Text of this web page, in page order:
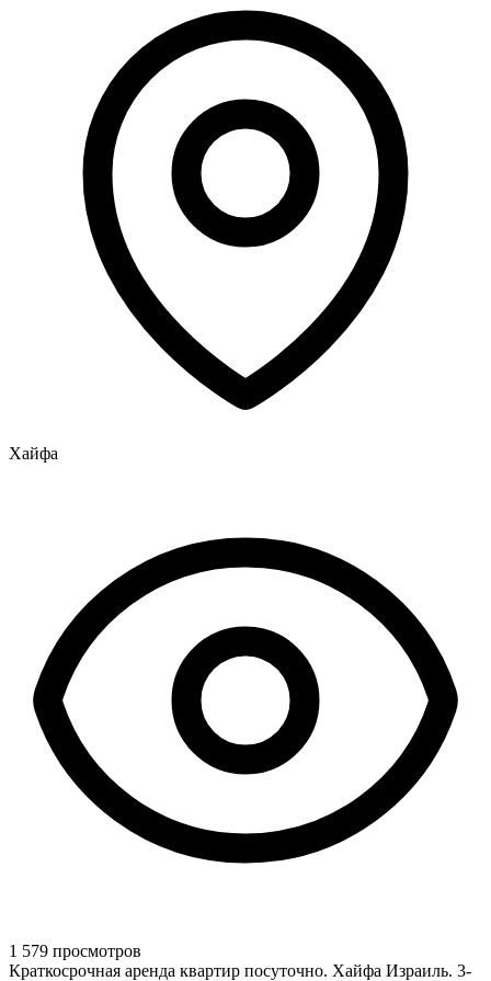
Хайфа
1 579 просмотров
Краткосрочная аренда квартир посуточно. Хайфа Израиль. 3-